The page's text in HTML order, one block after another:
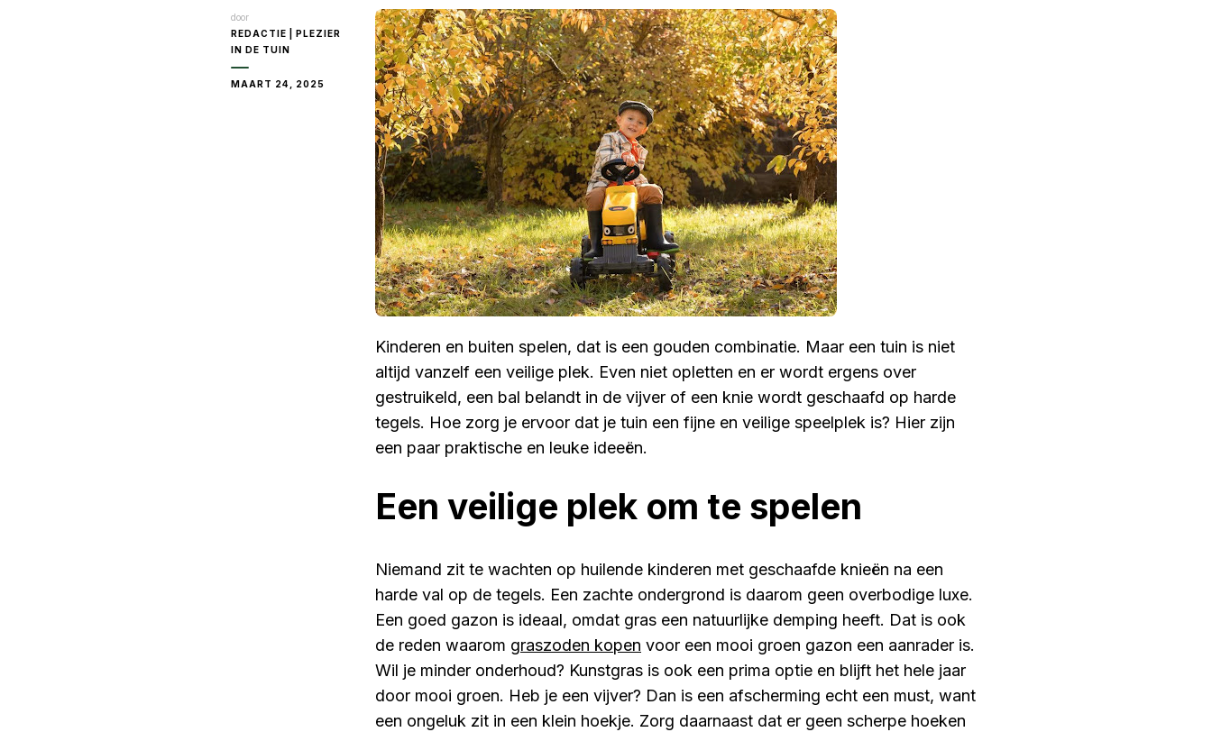
door
REDACTIE | PLEZIER
IN DE TUIN
MAART 24, 2025
Kinderen en buiten spelen, dat is een gouden combinatie. Maar een tuin is niet
altijd vanzelf een veilige plek. Even niet opletten en er wordt ergens over
gestruikeld, een bal belandt in de vijver of een knie wordt geschaafd op harde
tegels. Hoe zorg je ervoor dat je tuin een fijne en veilige speelplek is? Hier zijn
een paar praktische en leuke ideeën.
Een veilige plek om te spelen
Niemand zit te wachten op huilende kinderen met geschaafde knieën na een
harde val op de tegels. Een zachte ondergrond is daarom geen overbodige luxe.
Een goed gazon is ideaal, omdat gras een natuurlijke demping heeft. Dat is ook
de reden waarom graszoden kopen voor een mooi groen gazon een aanrader is.
Wil je minder onderhoud? Kunstgras is ook een prima optie en blijft het hele jaar
door mooi groen. Heb je een vijver? Dan is een afscherming echt een must, want
een ongeluk zit in een klein hoekje. Zorg daarnaast dat er geen scherpe hoeken